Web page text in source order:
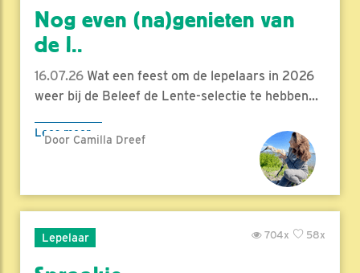
Nog even (na)genieten van
de l..
16.07.26 Wat een feest om de lepelaars in 2026
weer bij de Beleef de Lente-selectie te hebben...
Lees meer
Door Camilla Dreef
Lepelaar 58x
704x